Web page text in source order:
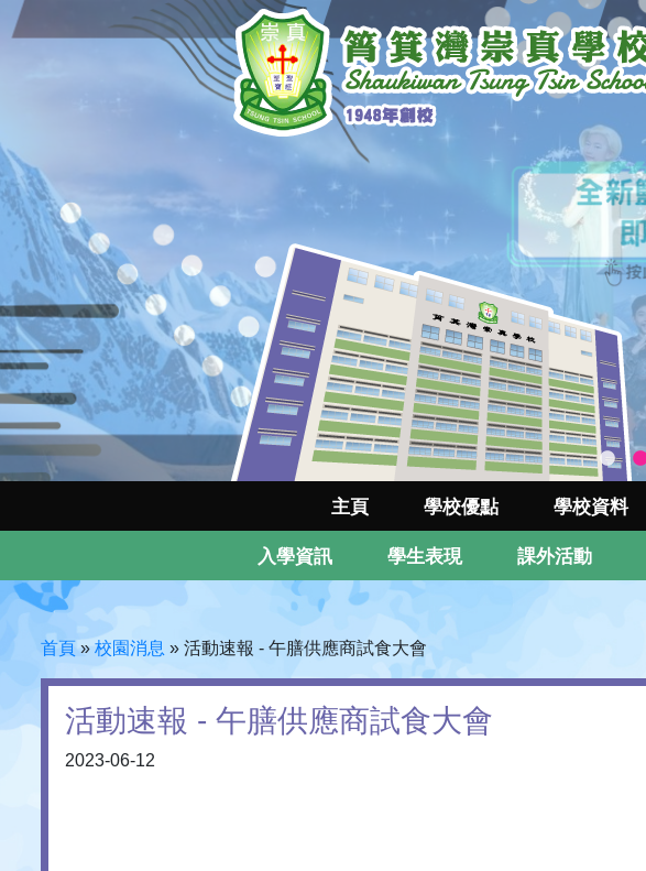
主頁 學校優點 學校資料
入學資訊 學生表現 課外活動
首頁» 校園消息 » 活動速報 - 午膳供應商試食大會
活動速報 - 午膳供應商試食大會
2023-06-12